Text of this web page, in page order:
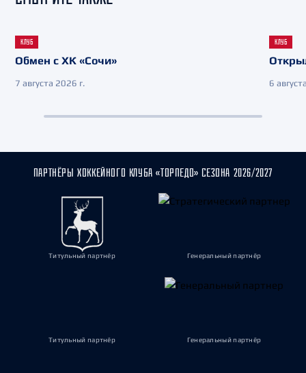
КЛУБ
Обмен с ХК «Сочи»
7 августа 2026 г.
КЛУБ
6
ПАРТНЁРЫ ХОККЕЙНОГО КЛУБА «ТОРПЕДО» СЕЗОНА 2026/2027
Титульный партнёр Генеральный партнёр
Титульный партнёр Генеральный партнёр